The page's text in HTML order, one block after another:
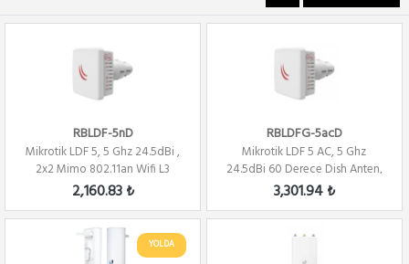
RBLDF-5nD
Mikrotik LDF 5, 5 Ghz 24.5dBi ,
2x2 Mimo 802.11an Wifi L3
2,160.83 ₺
RBLDFG-5acD
Mikrotik LDF 5 AC, 5 Ghz
24.5dBi 60 Derece Dish Anten,
2x2 802.11A...
3,301.94 ₺
YOLDA